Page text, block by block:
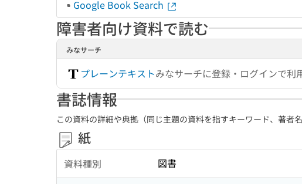
Google Book Search
障害者向け資料で読む
みなサーチ
プレーンテキストみなサーチに登録・ログインで利
書誌情報
この資料の詳細や典拠（同じ主題の資料を指すキーワード、著者
紙
資料種別 図書